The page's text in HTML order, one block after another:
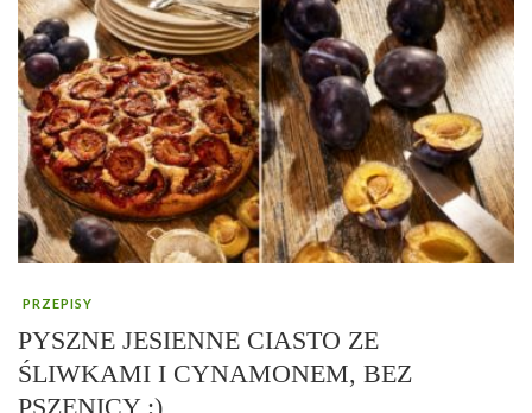
PRZEPISY
PYSZNE JESIENNE CIASTO ZE
ŚLIWKAMI I CYNAMONEM, BEZ
PSZENICY :)